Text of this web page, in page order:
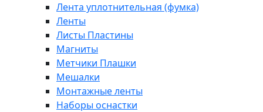
Лента уплотнительная (фумка)
Ленты
Листы Пластины
Магниты
Метчики Плашки
Мешалки
Монтажные ленты
Наборы оснастки